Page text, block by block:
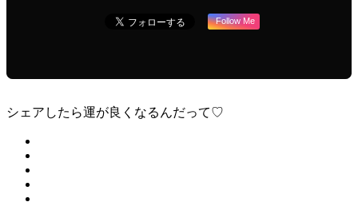
Follow Me
シェアしたら運が良くなるんだって♡